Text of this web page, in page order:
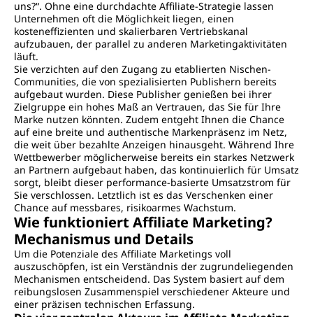
uns?“. Ohne eine durchdachte Affiliate-Strategie lassen
Unternehmen oft die Möglichkeit liegen, einen
kosteneffizienten und skalierbaren Vertriebskanal
aufzubauen, der parallel zu anderen Marketingaktivitäten
läuft.
Sie verzichten auf den Zugang zu etablierten Nischen-
Communities, die von spezialisierten Publishern bereits
aufgebaut wurden. Diese Publisher genießen bei ihrer
Zielgruppe ein hohes Maß an Vertrauen, das Sie für Ihre
Marke nutzen könnten. Zudem entgeht Ihnen die Chance
auf eine breite und authentische Markenpräsenz im Netz,
die weit über bezahlte Anzeigen hinausgeht. Während Ihre
Wettbewerber möglicherweise bereits ein starkes Netzwerk
an Partnern aufgebaut haben, das kontinuierlich für Umsatz
sorgt, bleibt dieser performance-basierte Umsatzstrom für
Sie verschlossen. Letztlich ist es das Verschenken einer
Chance auf messbares, risikoarmes Wachstum.
Wie funktioniert Affiliate Marketing?
Mechanismus und Details
Um die Potenziale des Affiliate Marketings voll
auszuschöpfen, ist ein Verständnis der zugrundeliegenden
Mechanismen entscheidend. Das System basiert auf dem
reibungslosen Zusammenspiel verschiedener Akteure und
einer präzisen technischen Erfassung.